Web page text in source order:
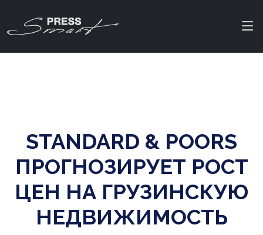
STANDARD & POORS
ПРОГНОЗИРУЕТ РОСТ
ЦЕН НА ГРУЗИНСКУЮ
НЕДВИЖИМОСТЬ